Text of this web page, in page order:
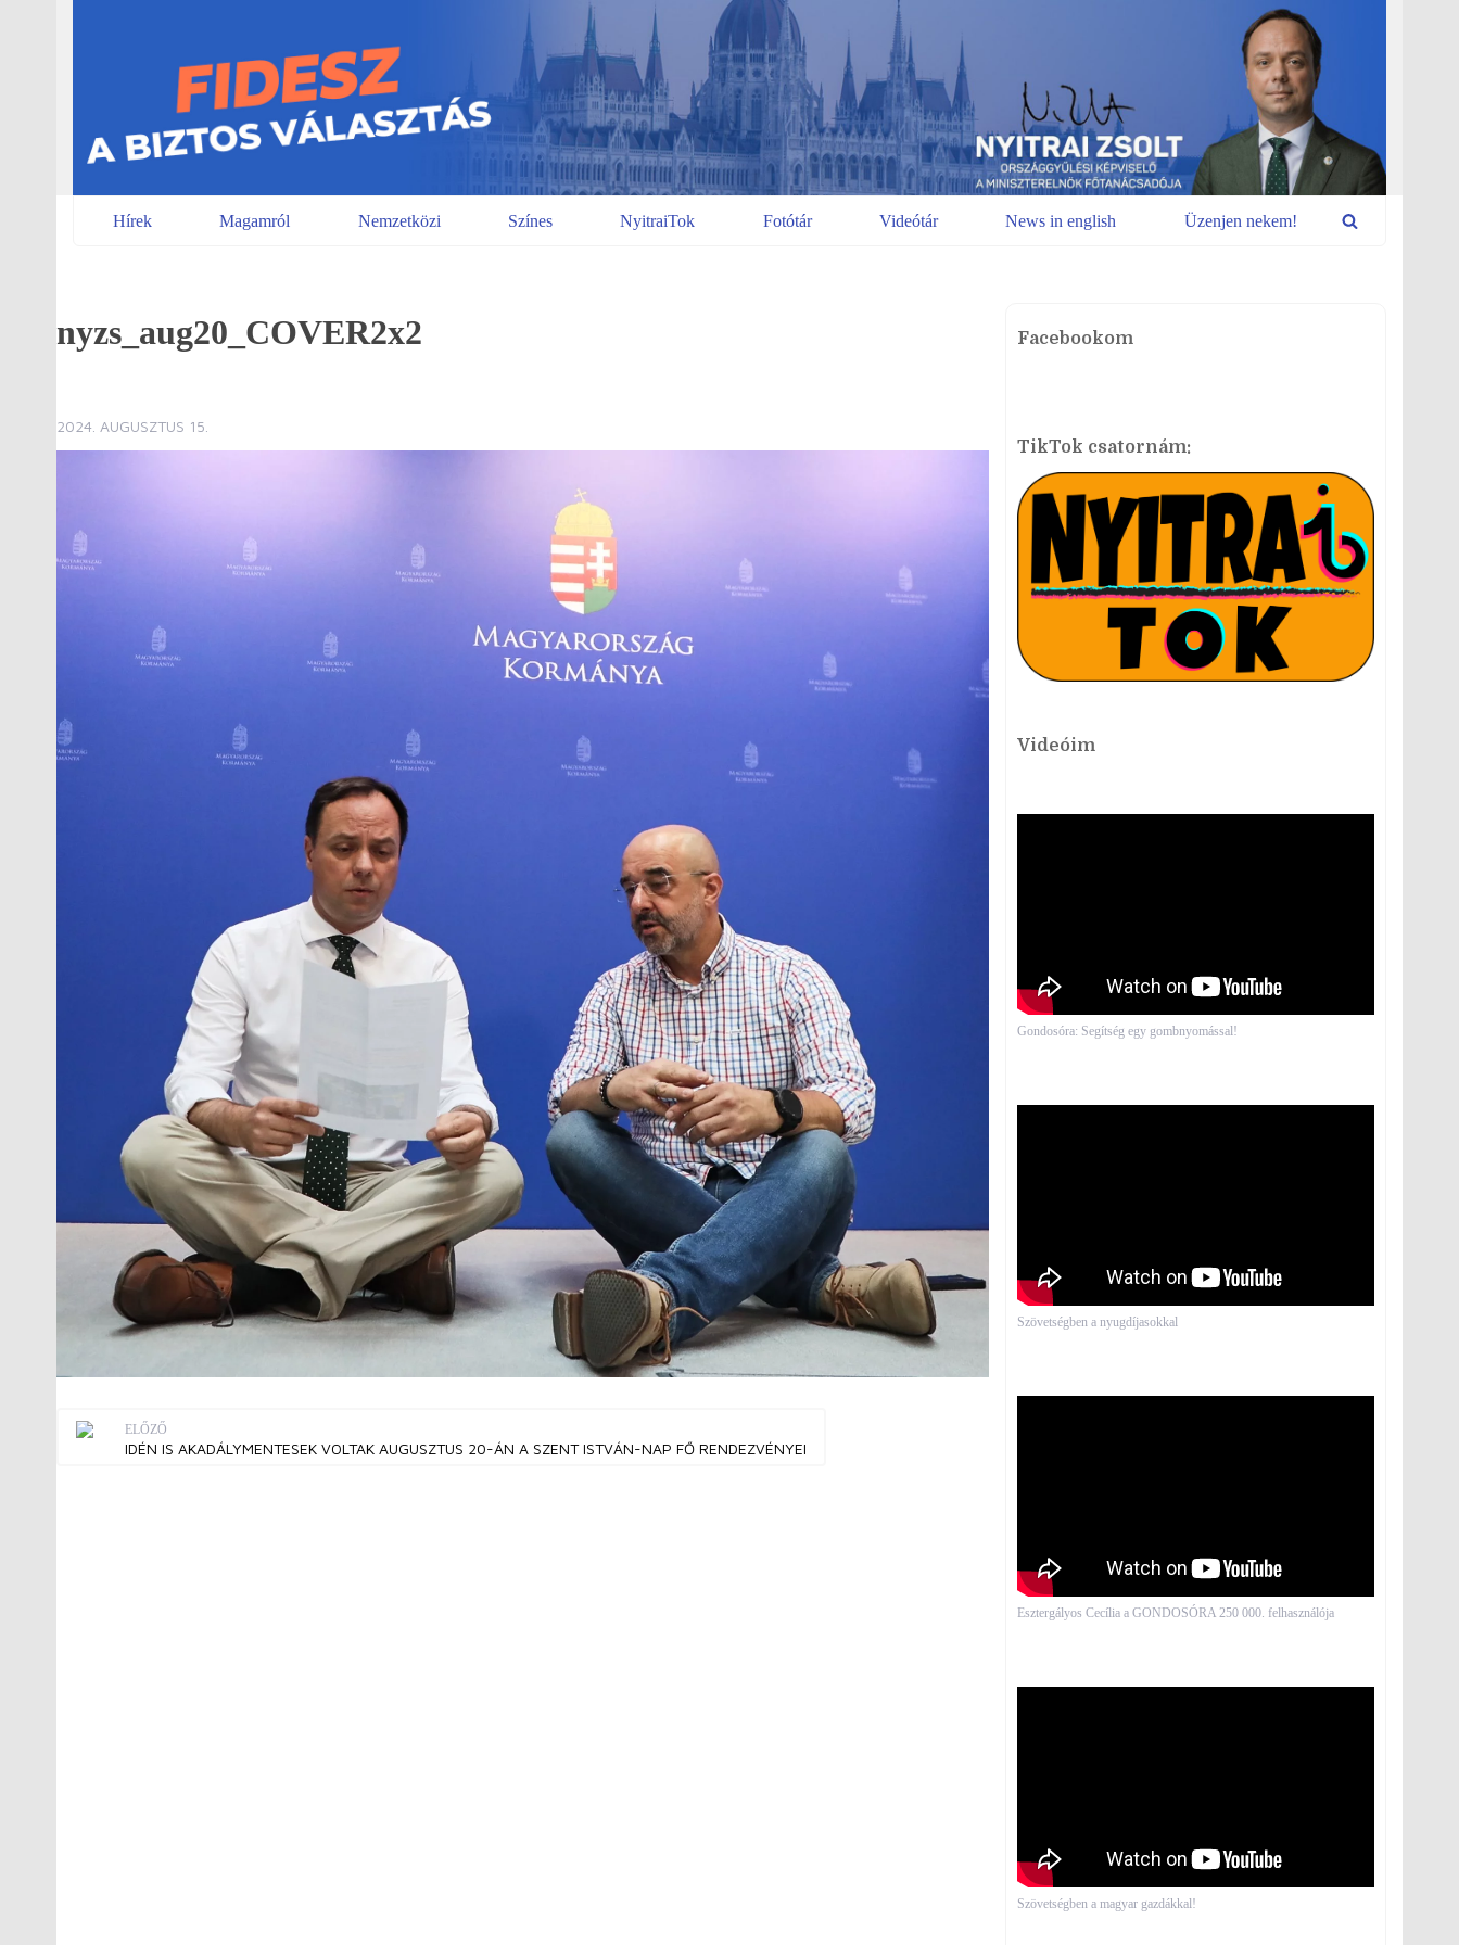
Hírek Magamról Nemzetközi Színes NyitraiTok Fotótár Videótár News in english Üzenjen nekem!
nyzs_aug20_COVER2x2
2024. AUGUSZTUS 15.
ELŐZŐ
IDÉN IS AKADÁLYMENTESEK VOLTAK AUGUSZTUS 20-ÁN A SZENT ISTVÁN-NAP FŐ RENDEZVÉNYEI
Facebookom
TikTok csatornám:
Videóim
Gondosóra: Segítség egy gombnyomással!
Szövetségben a nyugdíjasokkal
Esztergályos Cecília a GONDOSÓRA 250 000. felhasználója
Szövetségben a magyar gazdákkal!